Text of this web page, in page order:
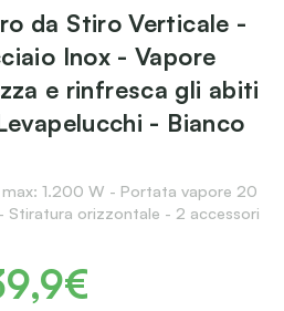
da Stiro Verticale -
Inox - Vapore
e rinfresca gli abiti
- Bianco
1.200 W - Portata vapore 20
Stiratura orizzontale - 2 accessori